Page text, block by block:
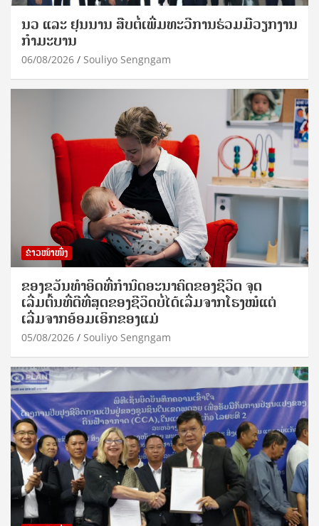
ນວ ແລະ ຢຸນນານ ສືບຕໍ່ເພີ່ມທະວີການຮ່ວມມືວຽກງານ
ກຳມະບານ
06/08/2026 Souliyo Sengngam
ຂ່າວໜ້າໜຶ່ງ
ຂອງຂວັນທໍາອິດທີ່ກໍານົດອະນາຄົດຂອງຊີວິດ ຈຸດ
ເລີ່ມຕົ້ນທີ່ດີທີ່ສຸດຂອງຊີວິດບໍ່ໄດ້ເລີ່ມຈາກໂຮງໝໍແຕ່
ເລີ່ມຈາກອ້ອມເອິກຂອງແມ່
05/08/2026 Souliyo Sengngam